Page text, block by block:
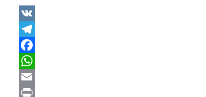
VK
Telegram
Facebook
WhatsApp
Email